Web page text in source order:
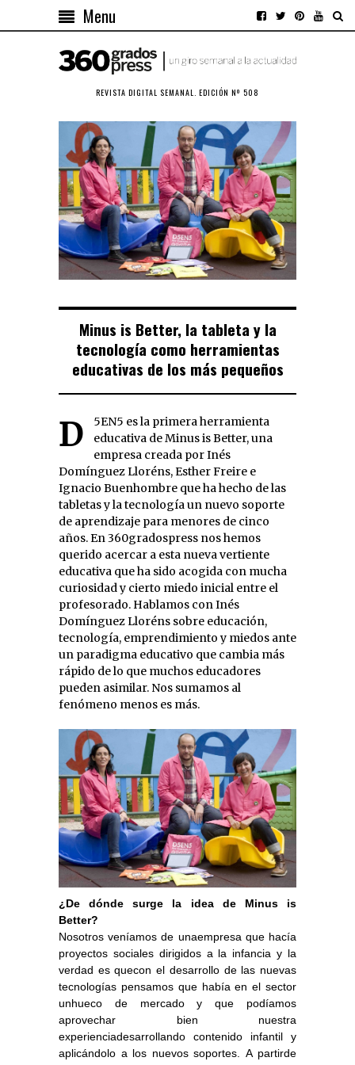
Menu
REVISTA DIGITAL SEMANAL. EDICIÓN Nº 508
Minus is Better, la tableta y la
tecnología como herramientas
educativas de los más pequeños
D5EN5 es la primera herramienta
educativa de Minus is Better, una
empresa creada por Inés
Domínguez Lloréns, Esther Freire e
Ignacio Buenhombre que ha hecho de las
tabletas y la tecnología un nuevo soporte
de aprendizaje para menores de cinco
años. En 360gradospress nos hemos
querido acercar a esta nueva vertiente
educativa que ha sido acogida con mucha
curiosidad y cierto miedo inicial entre el
profesorado. Hablamos con Inés
Domínguez Lloréns sobre educación,
tecnología, emprendimiento y miedos ante
un paradigma educativo que cambia más
rápido de lo que muchos educadores
pueden asimilar. Nos sumamos al
fenómeno menos es más.
¿De dónde surge la idea de Minus is
Better?
Nosotros veníamos de unaempresa que hacía
proyectos sociales dirigidos a la infancia y la
verdad es quecon el desarrollo de las nuevas
tecnologías pensamos que había en el sector
unhueco de mercado y que podíamos
aprovechar bien nuestra
experienciadesarrollando contenido infantil y
aplicándolo a los nuevos soportes. A partirde